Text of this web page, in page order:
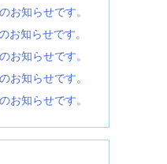
お知らせです。
お知らせです。
お知らせです。
お知らせです。
お知らせです。